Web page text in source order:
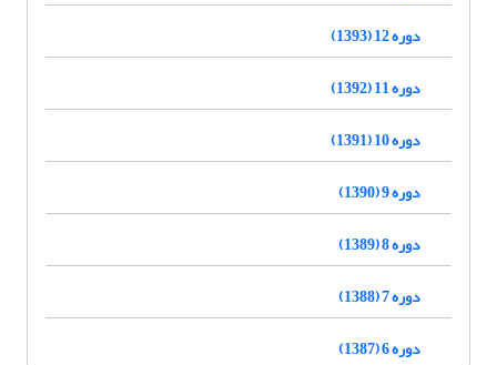
دوره 12 (1393)
دوره 11 (1392)
دوره 10 (1391)
دوره 9 (1390)
دوره 8 (1389)
دوره 7 (1388)
دوره 6 (1387)